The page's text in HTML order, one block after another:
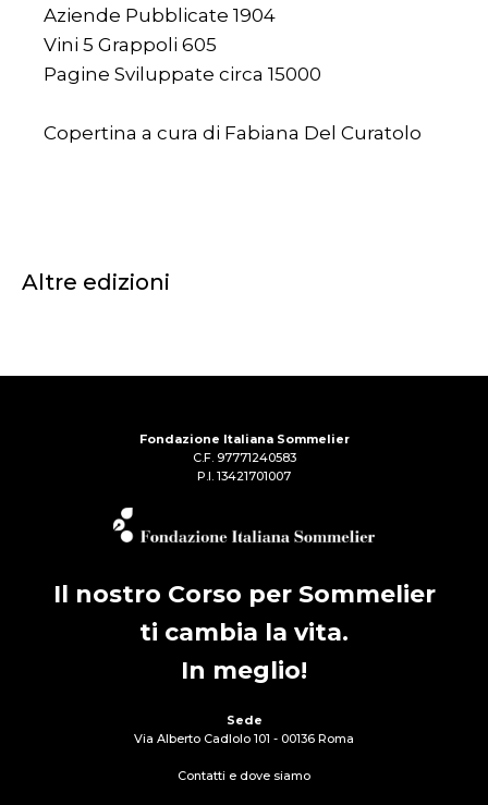
Aziende Pubblicate 1904
Vini 5 Grappoli 605
Pagine Sviluppate circa 15000
Copertina a cura di Fabiana Del Curatolo
Altre edizioni
Fondazione Italiana Sommelier
C.F. 97771240583
P.I. 13421701007
Il nostro Corso per Sommelier
ti cambia la vita.
In meglio!
Sede
Via Alberto Cadlolo 101 - 00136 Roma
Contatti e dove siamo